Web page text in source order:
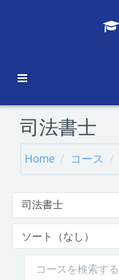
司法書士
Home コース
司法書士
ソート（なし）
コースを検索する